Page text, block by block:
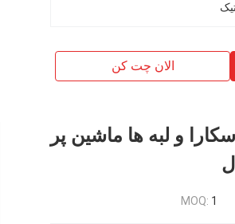
الان چت کن
و لبه ها ماشین پر
MOQ: 1